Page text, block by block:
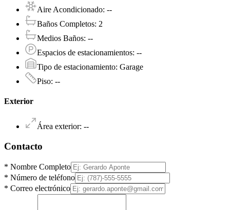
Aire Acondicionado: --
Baños Completos: 2
Medios Baños: --
Espacios de estacionamientos: --
Tipo de estacionamiento: Garage
Piso: --
Exterior
Área exterior: --
Contacto
* Nombre Completo
* Número de teléfono
* Correo electrónico